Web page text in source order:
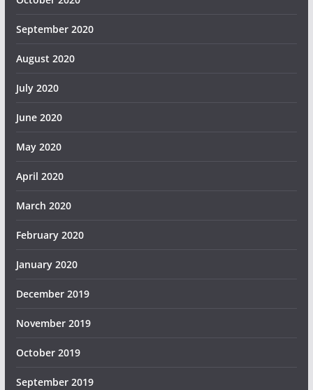
September 2020
August 2020
July 2020
June 2020
May 2020
April 2020
March 2020
February 2020
January 2020
December 2019
November 2019
October 2019
September 2019